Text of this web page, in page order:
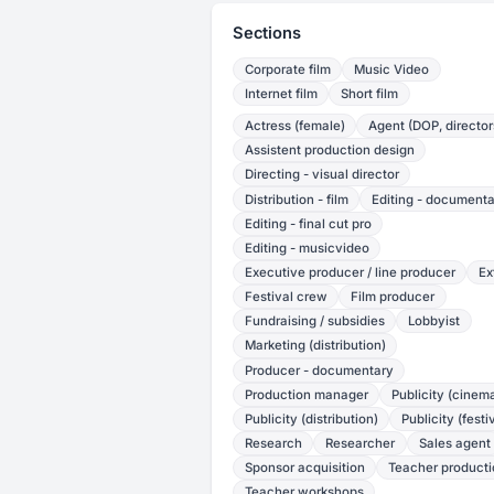
Sections
Corporate film
Music Video
Internet film
Short film
Actress (female)
Agent (DOP,
Assistent production design
Directing - visual director
Distribution - film
Editing -
Editing - final cut pro
Editing - musicvideo
Executive producer / line producer
Festival crew
Film producer
Fundraising / subsidies
Lobbyist
Marketing (distribution)
Producer - documentary
Production manager
Publicity
Publicity (distribution)
Publicity
Research
Researcher
Sales agent
Sponsor acquisition
Teacher